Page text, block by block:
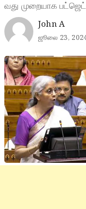
வது முறையாக
John A
ஜூலை 23,